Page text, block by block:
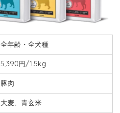
全年齢・全犬種
5,390円/1.5kg
豚肉
大麦、青玄米